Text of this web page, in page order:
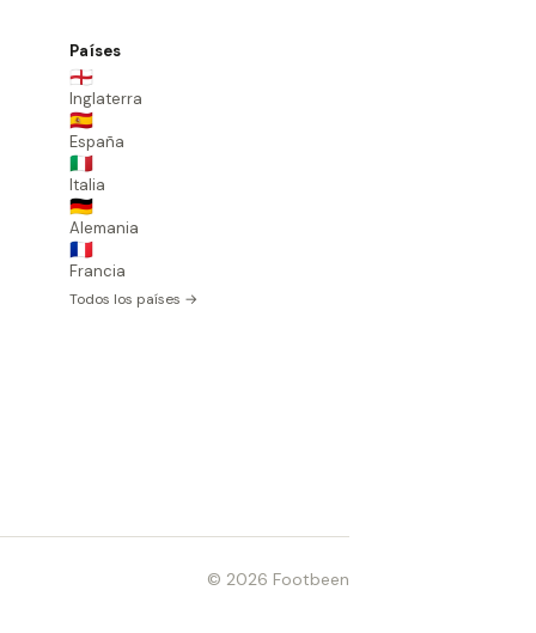
Países
🏴󠁧󠁢󠁥󠁮󠁧󠁿
Inglaterra
🇪🇸
España
🇮🇹
Italia
🇩🇪
Alemania
🇫🇷
Francia
Todos los países →
© 2026 Footbeen